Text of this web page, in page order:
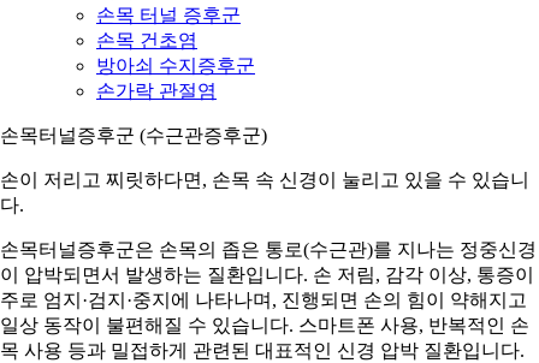
손목 터널 증후군
손목 건초염
방아쇠 수지증후군
손가락 관절염
손목터널증후군 (수근관증후군)
손이 저리고 찌릿하다면, 손목 속 신경이 눌리고 있을 수 있습니
다.
손목터널증후군은 손목의 좁은 통로(수근관)를 지나는 정중신경
이 압박되면서 발생하는 질환입니다. 손 저림, 감각 이상, 통증이
주로 엄지·검지·중지에 나타나며, 진행되면 손의 힘이 약해지고
일상 동작이 불편해질 수 있습니다. 스마트폰 사용, 반복적인 손
목 사용 등과 밀접하게 관련된 대표적인 신경 압박 질환입니다.